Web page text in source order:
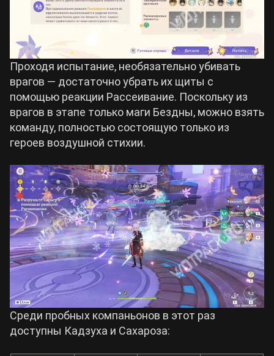
Проходя испытание, необязательно убивать
врагов — достаточно убрать их щиты с
помощью реакции Рассеивание. Поскольку из
врагов в этапе только маги Бездны, можно взять
команду, полностью состоящую только из
героев воздушной стихии.
Среди пробных компаньонов в этот раз
доступны Кадзуха и Сахароза: